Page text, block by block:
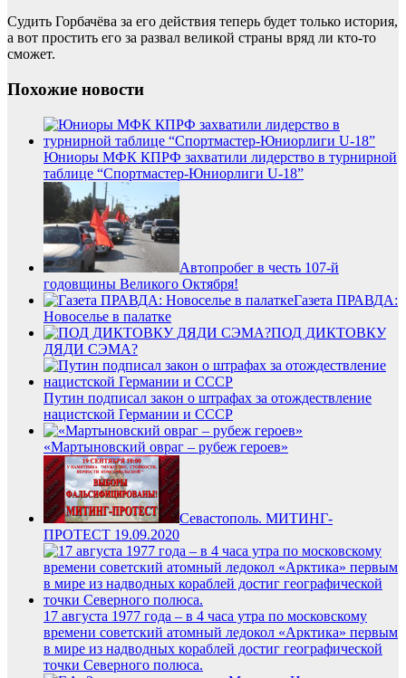
Судить Горбачёва за его действия теперь будет только история,
а вот простить его за развал великой страны вряд ли кто-то
сможет.
Похожие новости
Юниоры МФК КПРФ захватили лидерство в турнирной
таблице “Спортмастер-Юниорлиги U-18”
Автопробег в честь 107-й
годовщины Великого Октября!
Газета ПРАВДА:
Новоселье в палатке
ПОД ДИКТОВКУ
ДЯДИ СЭМА?
Путин подписал закон о штрафах за отождествление
нацистской Германии и СССР
«Мартыновский овраг – рубеж героев»
Севастополь. МИТИНГ-
ПРОТЕСТ 19.09.2020
17 августа 1977 года – в 4 часа утра по московскому
времени советский атомный ледокол «Арктика» первым
в мире из надводных кораблей достиг географической
точки Северного полюса.